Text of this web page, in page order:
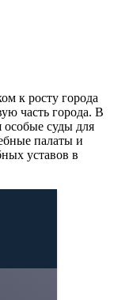
к росту города
часть города. В
особые суды для
палаты и
уставов в